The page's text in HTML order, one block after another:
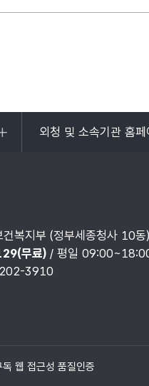
외청 및 소속기관 홈페
목록
복지부 (정부세종청사 10동)
무료) / 평일
3910
독 웹 접근성 품질인증